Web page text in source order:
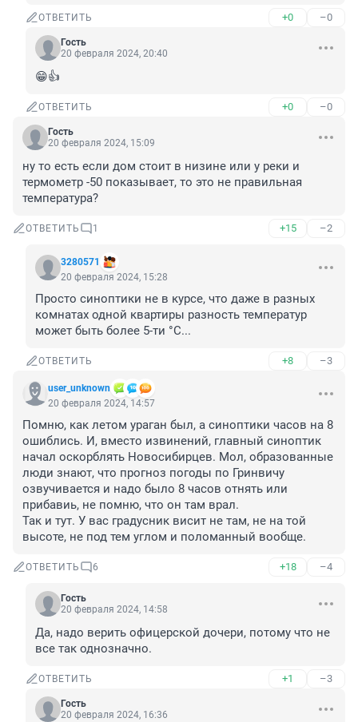
ОТВЕТИТЬ +0 –0
Гость
20 февраля 2024, 20:40
😁👍
ОТВЕТИТЬ +0 –0
Гость
20 февраля 2024, 15:09
ну то есть если дом стоит в низине или у реки и
термометр -50 показывает, то это не правильная
температура?
ОТВЕТИТЬ 1 +15 –2
3280571
20 февраля 2024, 15:28
Просто синоптики не в курсе, что даже в разных
комнатах одной квартиры разность температур
может быть более 5-ти °C...
ОТВЕТИТЬ +8 –3
user_unknown
20 февраля 2024, 14:57
Помню, как летом ураган был, а синоптики часов на 8
ошиблись. И, вместо извинений, главный синоптик
начал оскорблять Новосибирцев. Мол, образованные
люди знают, что прогноз погоды по Гринвичу
озвучивается и надо было 8 часов отнять или
прибавиь, не помню, что он там врал.
Так и тут. У вас градусник висит не там, не на той
высоте, не под тем углом и поломанный вообще.
ОТВЕТИТЬ 6 +18 –4
Гость
20 февраля 2024, 14:58
Да, надо верить офицерской дочери, потому что не
все так однозначно.
ОТВЕТИТЬ +1 –3
Гость
20 февраля 2024, 16:36